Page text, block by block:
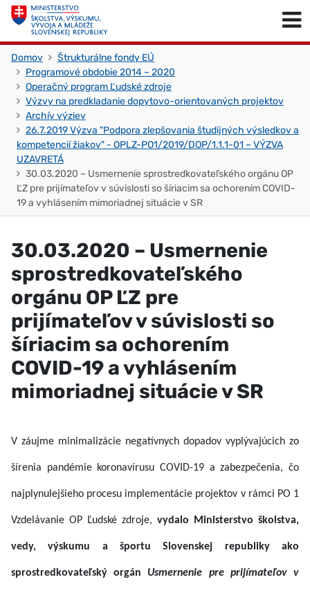
Skočiť na obsah
Domov
Štrukturálne fondy EÚ
Programové obdobie 2014 – 2020
Operačný program Ľudské zdroje
Výzvy na predkladanie dopytovo-orientovaných projektov
Archív výziev
26.7.2019 Výzva "Podpora zlepšovania študijných výsledkov a
kompetencií žiakov" - OPLZ-PO1/2019/DOP/1.1.1-01 – VÝZVA
UZAVRETÁ
30.03.2020 – Usmernenie sprostredkovateľského orgánu OP
ĽZ pre prijímateľov v súvislosti so šíriacim sa ochorením COVID-
19 a vyhlásením mimoriadnej situácie v SR
30.03.2020 – Usmernenie
sprostredkovateľského
orgánu OP ĽZ pre
prijímateľov v súvislosti so
šíriacim sa ochorením
COVID-19 a vyhlásením
mimoriadnej situácie v SR
V záujme minimalizácie negatívnych dopadov vyplývajúcich zo
šírenia pandémie koronavírusu COVID-19 a zabezpečenia, čo
najplynulejšieho procesu implementácie projektov v rámci PO 1
Vzdelávanie OP Ľudské zdroje, vydalo Ministerstvo školstva,
vedy, výskumu a športu Slovenskej republiky ako
sprostredkovateľský orgán Usmernenie pre prijímateľov v
Skočiť na začiatok stránky